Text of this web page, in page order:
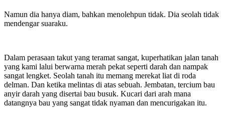
Namun dia hanya diam, bahkan menolehpun tidak. Dia seolah tidak
mendengar suaraku.
Dalam perasaan takut yang teramat sangat, kuperhatikan jalan tanah
yang kami lalui berwarna merah pekat seperti darah dan nampak
sangat lengket. Seolah tanah itu memang merekat liat di roda
delman. Dan ketika melintas di atas sebuah. Jembatan, tercium bau
anyir darah yang disertai bau busuk. Kucari dari arah mana
datangnya bau yang sangat tidak nyaman dan mencurigakan itu.